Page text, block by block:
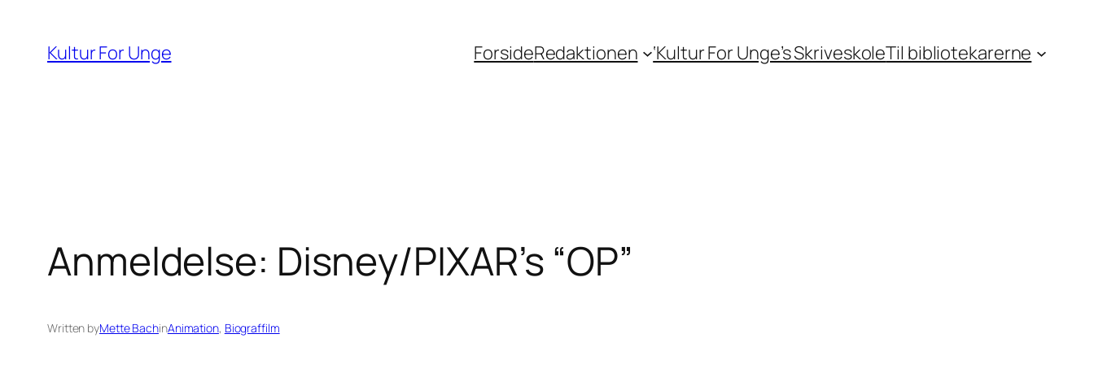
indhold
Kultur For Unge ForsideRedaktionen ‘Kultur For Unge’s SkriveskoleTil bibliotekarerne
Anmeldelse: Disney/PIXAR’s “OP”
Written byMette BachinAnimation, Biograffilm